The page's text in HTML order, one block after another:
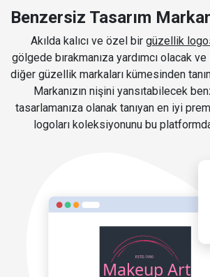
Benzersiz Tasarım
Akılda kalıcı ve özel bir güzellik
gölgede bırakmanıza yardımcı olacak
diğer güzellik markaları kümesinden
Markanızın nişini yansıtabilecek
tasarlamanıza olanak tanıyan en iyi
logoları koleksiyonunu bu